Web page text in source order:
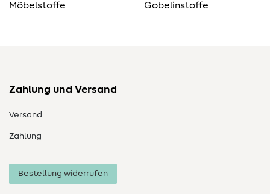
Möbelstoffe
Gobelinstoffe
Zahlung und Versand
Versand
Zahlung
Bestellung widerrufen